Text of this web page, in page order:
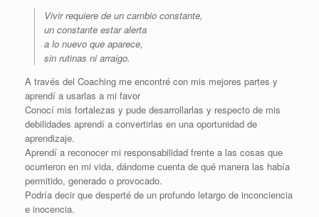
Vivir requiere de un cambio constante,
un constante estar alerta
a lo nuevo que aparece,
sin rutinas ni arraigo.
A través del Coaching me encontré con mis mejores partes y
aprendí a usarlas a mi favor
Conocí mis fortalezas y pude desarrollarlas y respecto de mis
debilidades aprendí a convertirlas en una oportunidad de
aprendizaje.
Aprendí a reconocer mi responsabilidad frente a las cosas que
ocurrieron en mi vida, dándome cuenta de qué manera las había
permitido, generado o provocado.
Podría decir que desperté de un profundo letargo de inconciencia
e inocencia.